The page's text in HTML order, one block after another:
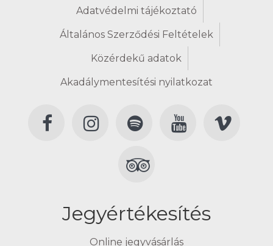
Adatvédelmi tájékoztató
Általános Szerződési Feltételek
Közérdekű adatok
Akadálymentesítési nyilatkozat
Jegyértékesítés
Online jegyvásárlás